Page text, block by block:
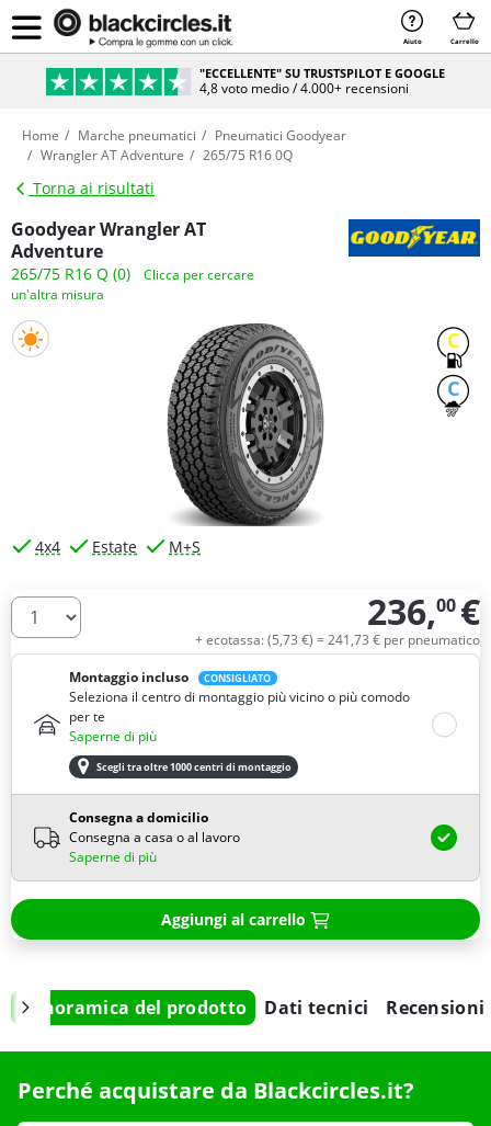
Aiuto Carrello
"ECCELLENTE" SU TRUSTSPILOT E GOOGLE
4,8 voto medio / 4.000+ recensioni
Home Marche pneumatici
Pneumatici Goodyear
Wrangler AT Adventure
265/75 R16 0Q
Torna ai risultati
Goodyear Wrangler AT
Adventure
265/75 R16 Q (0)
Clicca per cercare
un'altra misura
C
C
4x4 Estate M+S
Quantità 236,00 €
+ ecotassa: (5,73 €) = 241,73 € per pneumatico
Montaggio incluso
CONSIGLIATO
Seleziona il centro di montaggio più vicino o più comodo
per te
Saperne di più
Scegli tra oltre 1000 centri di montaggio
Consegna a domicilio
Consegna a casa o al lavoro
Saperne di più
Aggiungi al carrello
Panoramica del prodotto Dati tecnici Recensioni
Perché acquistare da Blackcircles.it?